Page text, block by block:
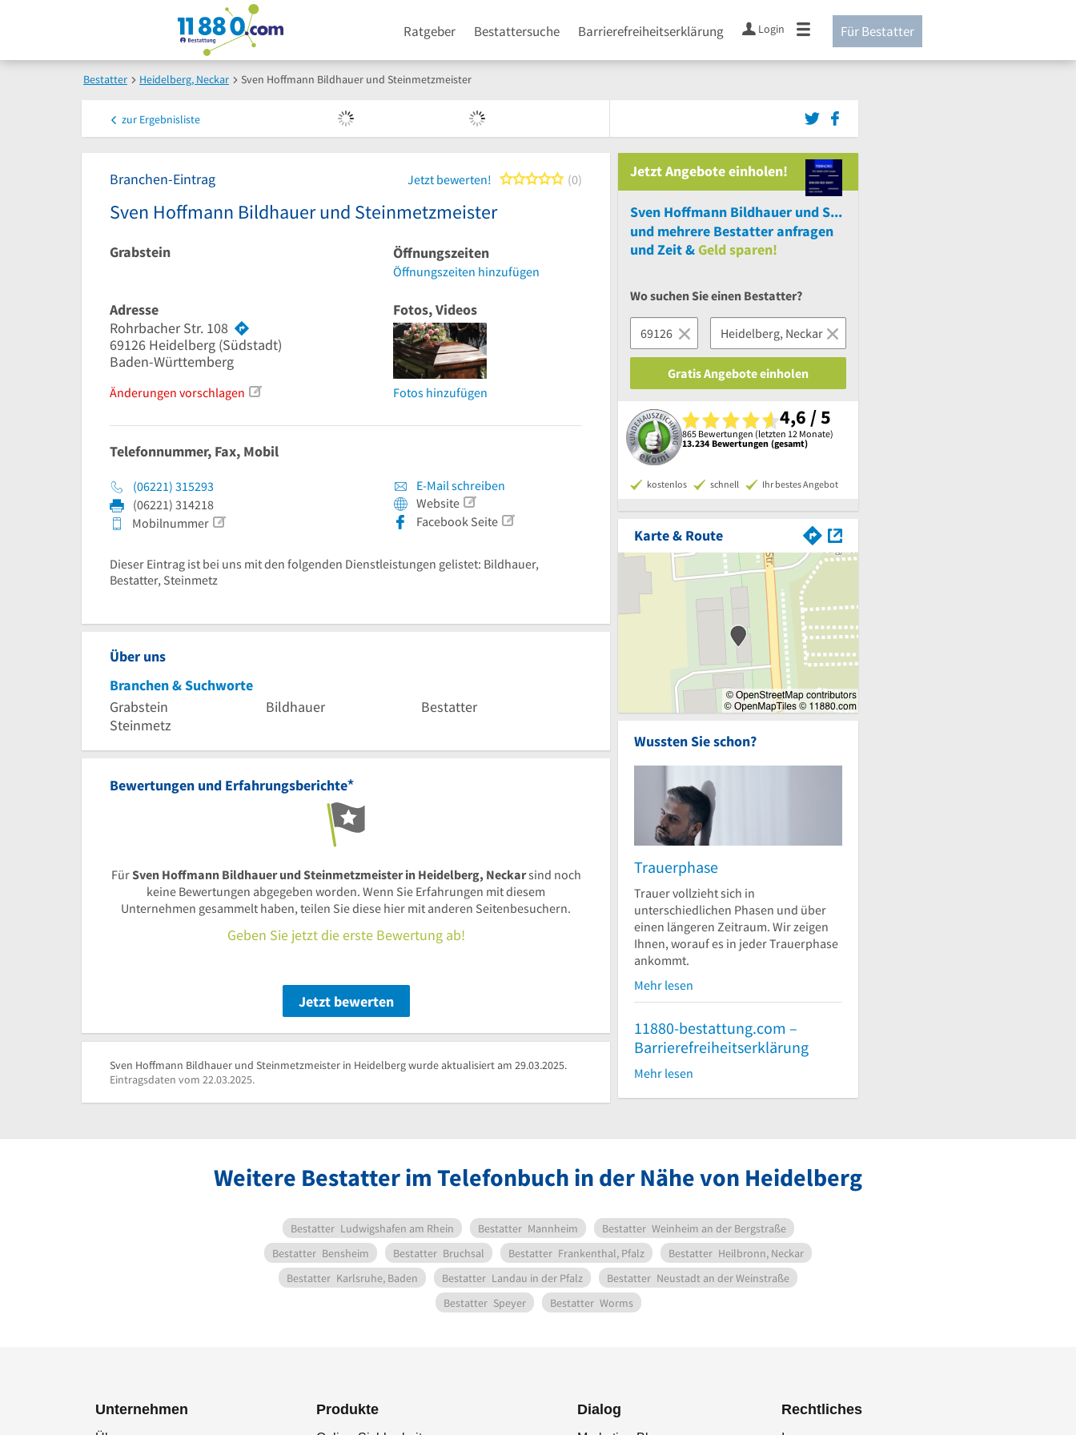
Ratgeber Bestattersuche Barrierefreiheitserklärung Login Für Bestatter
Bestatter Heidelberg, Neckar Sven Hoffmann Bildhauer und Steinmetzmeister
zur Ergebnisliste
Branchen-Eintrag Jetzt bewerten! 0 von 5 Sternen
0
Sven Hoffmann Bildhauer und Steinmetzmeister
Grabstein Öffnungszeiten
Öffnungszeiten hinzufügen
Adresse
Rohrbacher Str. 108
69126 Heidelberg (Südstadt)
Baden-Württemberg
Änderungen vorschlagen
Fotos, Videos
Fotos hinzufügen
Telefonnummer, Fax, Mobil
(06221) 315293
(06221) 314218
Mobilnummer
E-Mail schreiben
Website
Facebook Seite
Dieser Eintrag ist bei uns mit den folgenden Dienstleistungen gelistet: Bildhauer,
Bestatter, Steinmetz
Über uns
Branchen & Suchworte
Grabstein
Bildhauer
Bestatter
Steinmetz
Bewertungen und Erfahrungsberichte*
FürSven Hoffmann Bildhauer und Steinmetzmeister in Heidelberg, Neckarsind noch
keine Bewertungen abgegeben worden. Wenn Sie Erfahrungen mit diesem
Unternehmen gesammelt haben, teilen Sie diese hier mit anderen Seitenbesuchern.
Geben Sie jetzt die erste Bewertung ab!
Jetzt bewerten
Sven Hoffmann Bildhauer und Steinmetzmeister in Heidelberg wurde aktualisiert am 29.03.2025.
Eintragsdaten vom 22.03.2025.
Jetzt Angebote einholen!
Sven Hoffmann Bildhauer und Steinmetzmeister
und mehrere Bestatter anfragen
und Zeit &Geld sparen!
Wo suchen Sie einen Bestatter?
Gratis Angebote einholen
4,6 / 5
865 Bewertungen (letzten 12 Monate)
13.234 Bewertungen (gesamt)
kostenlos schnell Ihr bestes Angebot
Karte & Route
Wussten Sie schon?
Trauerphase
Trauer vollzieht sich in
unterschiedlichen Phasen und über
einen längeren Zeitraum. Wir zeigen
Ihnen, worauf es in jeder Trauerphase
ankommt.
Mehr lesen
11880-bestattung.com –
Barrierefreiheitserklärung
Mehr lesen
Weitere Bestatter im Telefonbuch in der Nähe von Heidelberg
Bestatter Ludwigshafen am Rhein Bestatter Mannheim Bestatter Weinheim an der Bergstraße
Bestatter Bensheim Bestatter Bruchsal Bestatter Frankenthal, Pfalz Bestatter Heilbronn, Neckar
Bestatter Karlsruhe, Baden Bestatter Landau in der Pfalz Bestatter Neustadt an der Weinstraße
Bestatter Speyer Bestatter Worms
Unternehmen Produkte Dialog Rechtliches